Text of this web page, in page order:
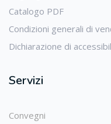
Catalogo PDF
Condizioni generali di
Dichiarazione di
Servizi
Convegni